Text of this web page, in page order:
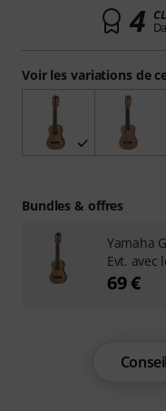
Voir les variations de
4
Conseil
Bundles & offres
Yamaha
Evt. avec
69 €